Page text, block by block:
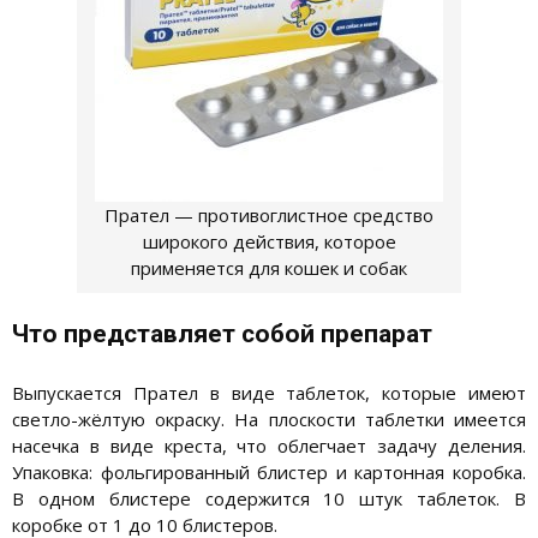
Прател — противоглистное средство
широкого действия, которое
применяется для кошек и собак
Что представляет собой препарат
Выпускается Прател в виде таблеток, которые имеют
светло-жёлтую окраску. На плоскости таблетки имеется
насечка в виде креста, что облегчает задачу деления.
Упаковка: фольгированный блистер и картонная коробка.
В одном блистере содержится 10 штук таблеток. В
коробке от 1 до 10 блистеров.